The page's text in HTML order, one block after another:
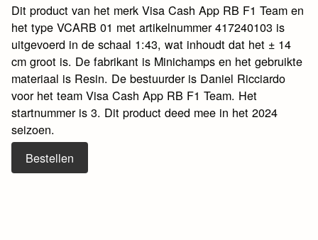
Dit product van het merk Visa Cash App RB F1 Team en
het type VCARB 01 met artikelnummer 417240103 is
uitgevoerd in de schaal 1:43, wat inhoudt dat het ± 14
cm groot is. De fabrikant is Minichamps en het gebruikte
materiaal is Resin. De bestuurder is Daniel Ricciardo
voor het team Visa Cash App RB F1 Team. Het
startnummer is 3. Dit product deed mee in het 2024
seizoen.
Bestellen